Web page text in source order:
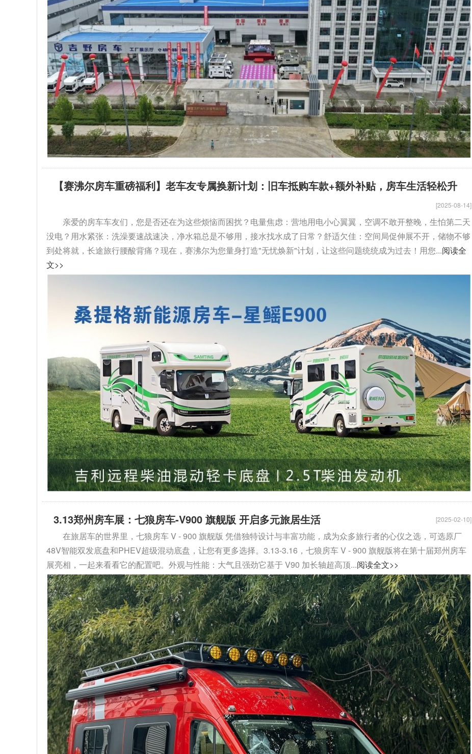
【赛沸尔房车重磅福利】老车友专属换新计划：旧车抵购车款+额外补贴，房车生活轻松升
[2025-08-14]
亲爱的房车车友们，您是否还在为这些烦恼而困扰？电量焦虑：营地用电小心翼翼，空调不敢开整晚，生怕第二天
没电？用水紧张：洗澡要速战速决，净水箱总是不够用，接水找水成了日常？舒适欠佳：空间局促伸展不开，储物不够
到处将就，长途旅行腰酸背痛？现在，赛沸尔为您量身打造"无忧焕新"计划，让这些问题统统成为过去！用您...阅读全
文>>
3.13郑州房车展：七狼房车-V900 旗舰版 开启多元旅居生活 [2025-02-10]
在旅居车的世界里，七狼房车 V - 900 旗舰版 凭借独特设计与丰富功能，成为众多旅行者的心仪之选，可选原厂
48V智能双发底盘和PHEV超级混动底盘，让您有更多选择。3.13-3.16，七狼房车 V - 900 旗舰版将在第十届郑州房车
展亮相，一起来看看它的配置吧。外观与性能：大气且强劲它基于 V90 加长轴超高顶...阅读全文>>